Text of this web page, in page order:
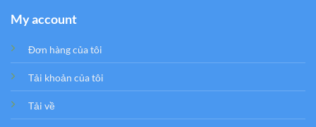
My account
Đơn hàng của tôi
Tải khoản của tôi
Tải về